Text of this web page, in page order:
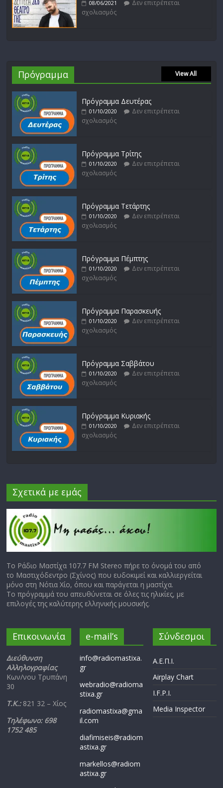
08/06/2021
Δεν επιτρέπεται
σχολιασμός
Πρόγραμμα View All
Πρόγραμμα Δευτέρας
01/10/2020
Δεν επιτρέπεται
σχολιασμός
Πρόγραμμα Τρίτης
01/10/2020
Δεν επιτρέπεται
σχολιασμός
Πρόγραμμα Τετάρτης
01/10/2020
Δεν επιτρέπεται
σχολιασμός
Πρόγραμμα Πέμπτης
01/10/2020
Δεν επιτρέπεται
σχολιασμός
Πρόγραμμα Παρασκευής
01/10/2020
Δεν επιτρέπεται
σχολιασμός
Πρόγραμμα Σαββάτου
01/10/2020
Δεν επιτρέπεται
σχολιασμός
Πρόγραμμα Κυριακής
01/10/2020
Δεν επιτρέπεται
σχολιασμός
Σχετικά με εμάς
Το Ράδιο Μαστίχα 107.7 FM Stereo πήρε το όνομά του από
το Μαστιχόδεντρο (Σχίνος) που ευδοκιμεί και καλλιεργείται
μόνο στη Νότια Χίο, όπου και παράγεται η μαστίχα.
Το πρόγραμμά του απευθύνεται σε όλες τις ηλικίες, με
επιλογές της καλύτερης ελληνικής μουσικής.
Επικοινωνία
Διεύθυνση
Αλληλογραφίας
Κων/νου Τρυπάνη
30
Τ.Κ.: 821 32 – Χίος
Τηλέφωνο: 698
1752 485
e-mail’s
info@radiomastixa.
gr
webradio@radioma
stixa.gr
radiomastixa@gma
il.com
diafimiseis@radiom
astixa.gr
markellos@radiom
astixa.gr
Σύνδεσμοι
Α.Ε.Π.Ι.
Airplay Chart
I.F.P.I.
Media Inspector